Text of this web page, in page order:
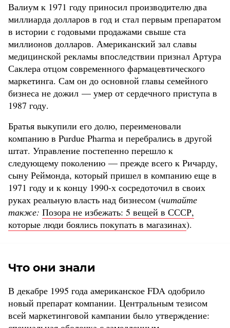
Валиум к 1971 году приносил производителю два
миллиарда долларов в год и стал первым препаратом
в истории с годовыми продажами свыше ста
миллионов долларов. Американский зал славы
медицинской рекламы впоследствии признал Артура
Саклера отцом современного фармацевтического
маркетинга. Сам он до основной главы семейного
бизнеса не дожил — умер от сердечного приступа в
1987 году.
Братья выкупили его долю, переименовали
компанию в Purdue Pharma и перебрались в другой
штат. Управление постепенно перешло к
следующему поколению — прежде всего к Ричарду,
сыну Реймонда, который пришел в компанию еще в
1971 году и к концу 1990-х сосредоточил в своих
руках реальную власть над бизнесом (читайте
также: Позора не избежать: 5 вещей в СССР,
которые люди боялись покупать в магазинах).
Что они знали
В декабре 1995 года американское FDA одобрило
новый препарат компании. Центральным тезисом
всей маркетинговой кампании было утверждение: